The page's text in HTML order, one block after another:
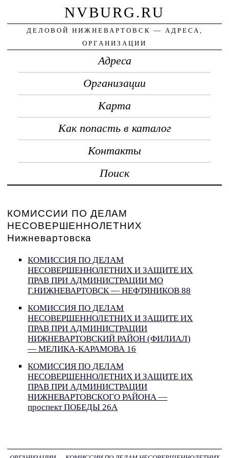
NVBURG.RU
ДЕЛОВОЙ НИЖНЕВАРТОВСК — АДРЕСА,
ОРГАНИЗАЦИИ
Адреса
Организации
Карта
Как попасть в каталог
Контакты
Поиск
КОМИССИИ ПО ДЕЛАМ
НЕСОВЕРШЕННОЛЕТНИХ
Нижневартовска
КОМИССИЯ ПО ДЕЛАМ
НЕСОВЕРШЕННОЛЕТНИХ И ЗАЩИТЕ ИХ
ПРАВ ПРИ АДМИНИСТРАЦИИ МО
Г.НИЖНЕВАРТОВСК — НЕФТЯНИКОВ 88
КОМИССИЯ ПО ДЕЛАМ
НЕСОВЕРШЕННОЛЕТНИХ И ЗАЩИТЕ ИХ
ПРАВ ПРИ АДМИНИСТРАЦИИ
НИЖНЕВАРТОВСКИЙ РАЙОН (ФИЛИАЛ)
— МЕЛИКА-КАРАМОВА 16
КОМИССИЯ ПО ДЕЛАМ
НЕСОВЕРШЕННОЛЕТНИХ И ЗАЩИТЕ ИХ
ПРАВ ПРИ АДМИНИСТРАЦИИ
НИЖНЕВАРТОВСКОГО РАЙОНА —
проспект ПОБЕДЫ 26А